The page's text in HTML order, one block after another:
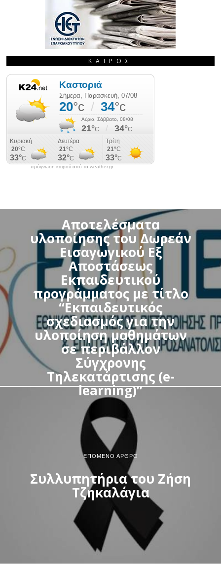
ΚΑΙΡΌΣ
πρόγνωση καιρού από το weather.gr
Αποτελέσματα
υλοποίησης του Δωρεάν
Εισαγωγικού Εξ
Αποστάσεως
Εκπαιδευτικού
προγράμματος με τίτλο
“Εκπαιδευτικός
σχεδιασμός για την
υλοποίηση μαθημάτων
σε περιβάλλον
Σύγχρονης
Τηλεκατάρτισης (e-
learning)”
ΕΠΌΜΕΝΟ ΆΡΘΡΟ
Συλλυπητήρια του Ζήση
Τζηκαλάγια